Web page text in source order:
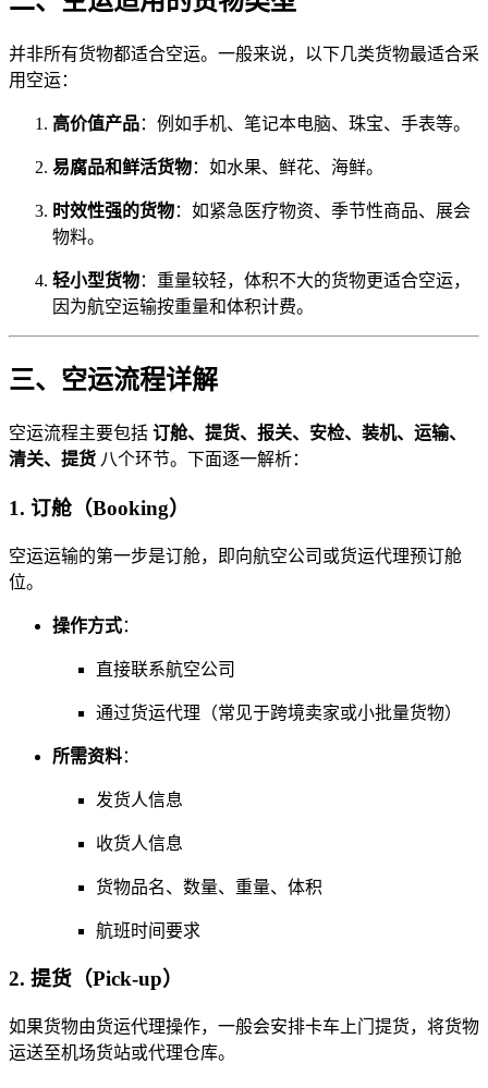
并非所有货物都适合空运。一般来说，以下几类货物最适合采
用空运：
高价值产品：例如手机、笔记本电脑、珠宝、手表等。
易腐品和鲜活货物：如水果、鲜花、海鲜。
时效性强的货物：如紧急医疗物资、季节性商品、展会
物料。
轻小型货物：重量较轻，体积不大的货物更适合空运，
因为航空运输按重量和体积计费。
三、空运流程详解
空运流程主要包括 订舱、提货、报关、安检、装机、运输、
清关、提货 八个环节。下面逐一解析：
1. 订舱（Booking）
空运运输的第一步是订舱，即向航空公司或货运代理预订舱
位。
操作方式：
直接联系航空公司
通过货运代理（常见于跨境卖家或小批量货物）
所需资料：
发货人信息
收货人信息
货物品名、数量、重量、体积
航班时间要求
2. 提货（Pick-up）
如果货物由货运代理操作，一般会安排卡车上门提货，将货物
运送至机场货站或代理仓库。